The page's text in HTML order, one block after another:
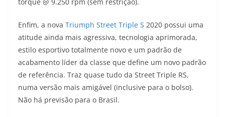
Enfim, a nova Triumph Street Triple S 2020 possui uma
atitude ainda mais agressiva, tecnologia aprimorada,
estilo esportivo totalmente novo e um padrão de
acabamento líder da classe que define um novo padrão
de referência. Traz quase tudo da Street Triple RS,
numa versão mais amigável (inclusive para o bolso).
Não há previsão para o Brasil.